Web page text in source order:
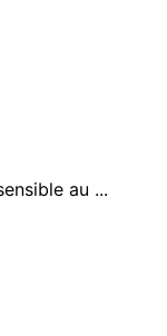
au ...